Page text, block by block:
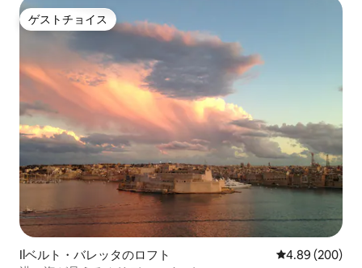
ゲストチョイス
ゲストチョイス
Ilベルト・バレッタのロフト レビュー200
4.89 (200)